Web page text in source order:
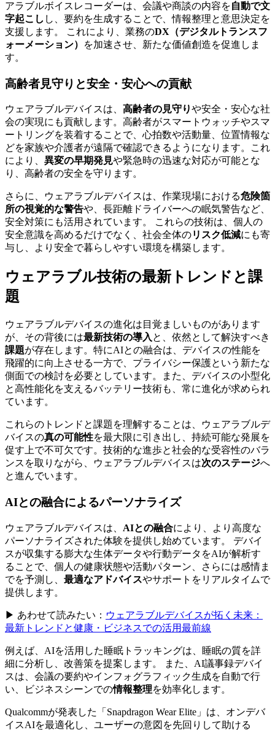
アラブルボイスレコーダーは、会議や商談の内容を自動で文
字起こし し、要約を生成することで、情報整理と意思決定を
支援します。 これにより、業務のDX（デジタルトランスフ
ォーメーション）
を加速させ、新たな価値創造を促進しま
す。
高齢者見守りと安全・安心への貢献
ウェアラブルデバイスは、 高齢者の見守りや安全・安心な社
会の実現にも貢献します。高齢者がスマートウォッチやスマ
ートリングを装着することで、心拍数や活動量、位置情報な
どを家族や介護者が遠隔で確認できるようになります。これ
により、 異変の早期発見や緊急時の迅速な対応が可能とな
り、高齢者の安全を守ります。
さらに、ウェアラブルデバイスは、作業現場における危険箇
所の視覚的な警告や、長距離ドライバーへの眠気警告など、
安全対策にも活用されています。 これらの技術は、個人の
安全意識を高めるだけでなく、社会全体のリスク低減にも寄
与し、より安全で暮らしやすい環境を構築します。
ウェアラブル技術の最新トレンドと課
題
ウェアラブルデバイスの進化は目覚ましいものがあります
が、その背後には最新技術の導入 と、依然として解決すべき
課題が存在します。特にAIとの融合は、デバイスの性能を
飛躍的に向上させる一方で、プライバシー保護という新たな
側面での検討を必要としています。また、デバイスの小型化
と高性能化を支えるバッテリー技術も、常に進化が求められ
ています。
これらのトレンドと課題を理解することは、ウェアラブルデ
バイスの真の可能性を最大限に引き出し、持続可能な発展を
促す上で不可欠です。技術的な進歩と社会的な受容性のバラ
ンスを取りながら、ウェアラブルデバイスは次のステージへ
と進んでいます。
AIとの融合によるパーソナライズ
ウェアラブルデバイスは、 AIとの融合により、より高度な
パーソナライズされた体験を提供し始めています。 デバイ
スが収集する膨大な生体データや行動データをAIが解析す
ることで、個人の健康状態や活動パターン、さらには感情ま
でを予測し、 最適なアドバイスやサポートをリアルタイムで
提供します。
▶ あわせて読みたい： ウェアラブルデバイスが拓く未来：
最新トレンドと健康・ビジネスでの活用最前線
例えば、AIを活用した睡眠トラッキングは、睡眠の質を詳
細に分析し、改善策を提案します。 また、AI議事録デバイ
スは、会議の要約やインフォグラフィック生成を自動で行
い、ビジネスシーンでの情報整理を効率化します。
Qualcommが発表した「Snapdragon Wear Elite」は、オンデバ
イスAIを最適化し、ユーザーの意図を先回りして助ける